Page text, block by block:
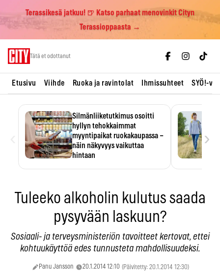
Terassikesä jatkuu! 🍺 Katso parhaat menovinkit Cityn
Terassioppaasta →
Tätä et odottanut
Etusivu Viihde Ruoka ja ravintolat Ihmissuhteet SYÖ!-
Silmänliiketutkimus osoitti
hyllyn tehokkaimmat
myyntipaikat ruokakaupassa –
näin näkyvyys vaikuttaa
hintaan
›
Tuleeko alkoholin kulutus saada
pysyvään laskuun?
Sosiaali- ja terveysministeriön tavoitteet kertovat, ettei
kohtuukäyttöä edes tunnusteta mahdollisuudeksi.
Panu Jansson 20.1.2014 12:10 (Päivitetty: 20.1.2014 12:30)